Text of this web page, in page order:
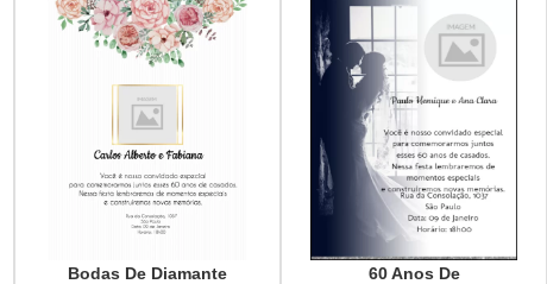
Bodas De Diamante 60 Anos De